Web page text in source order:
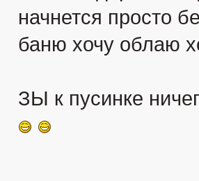
начнется просто
баню хочу облаю
ЗЫ к пусинке